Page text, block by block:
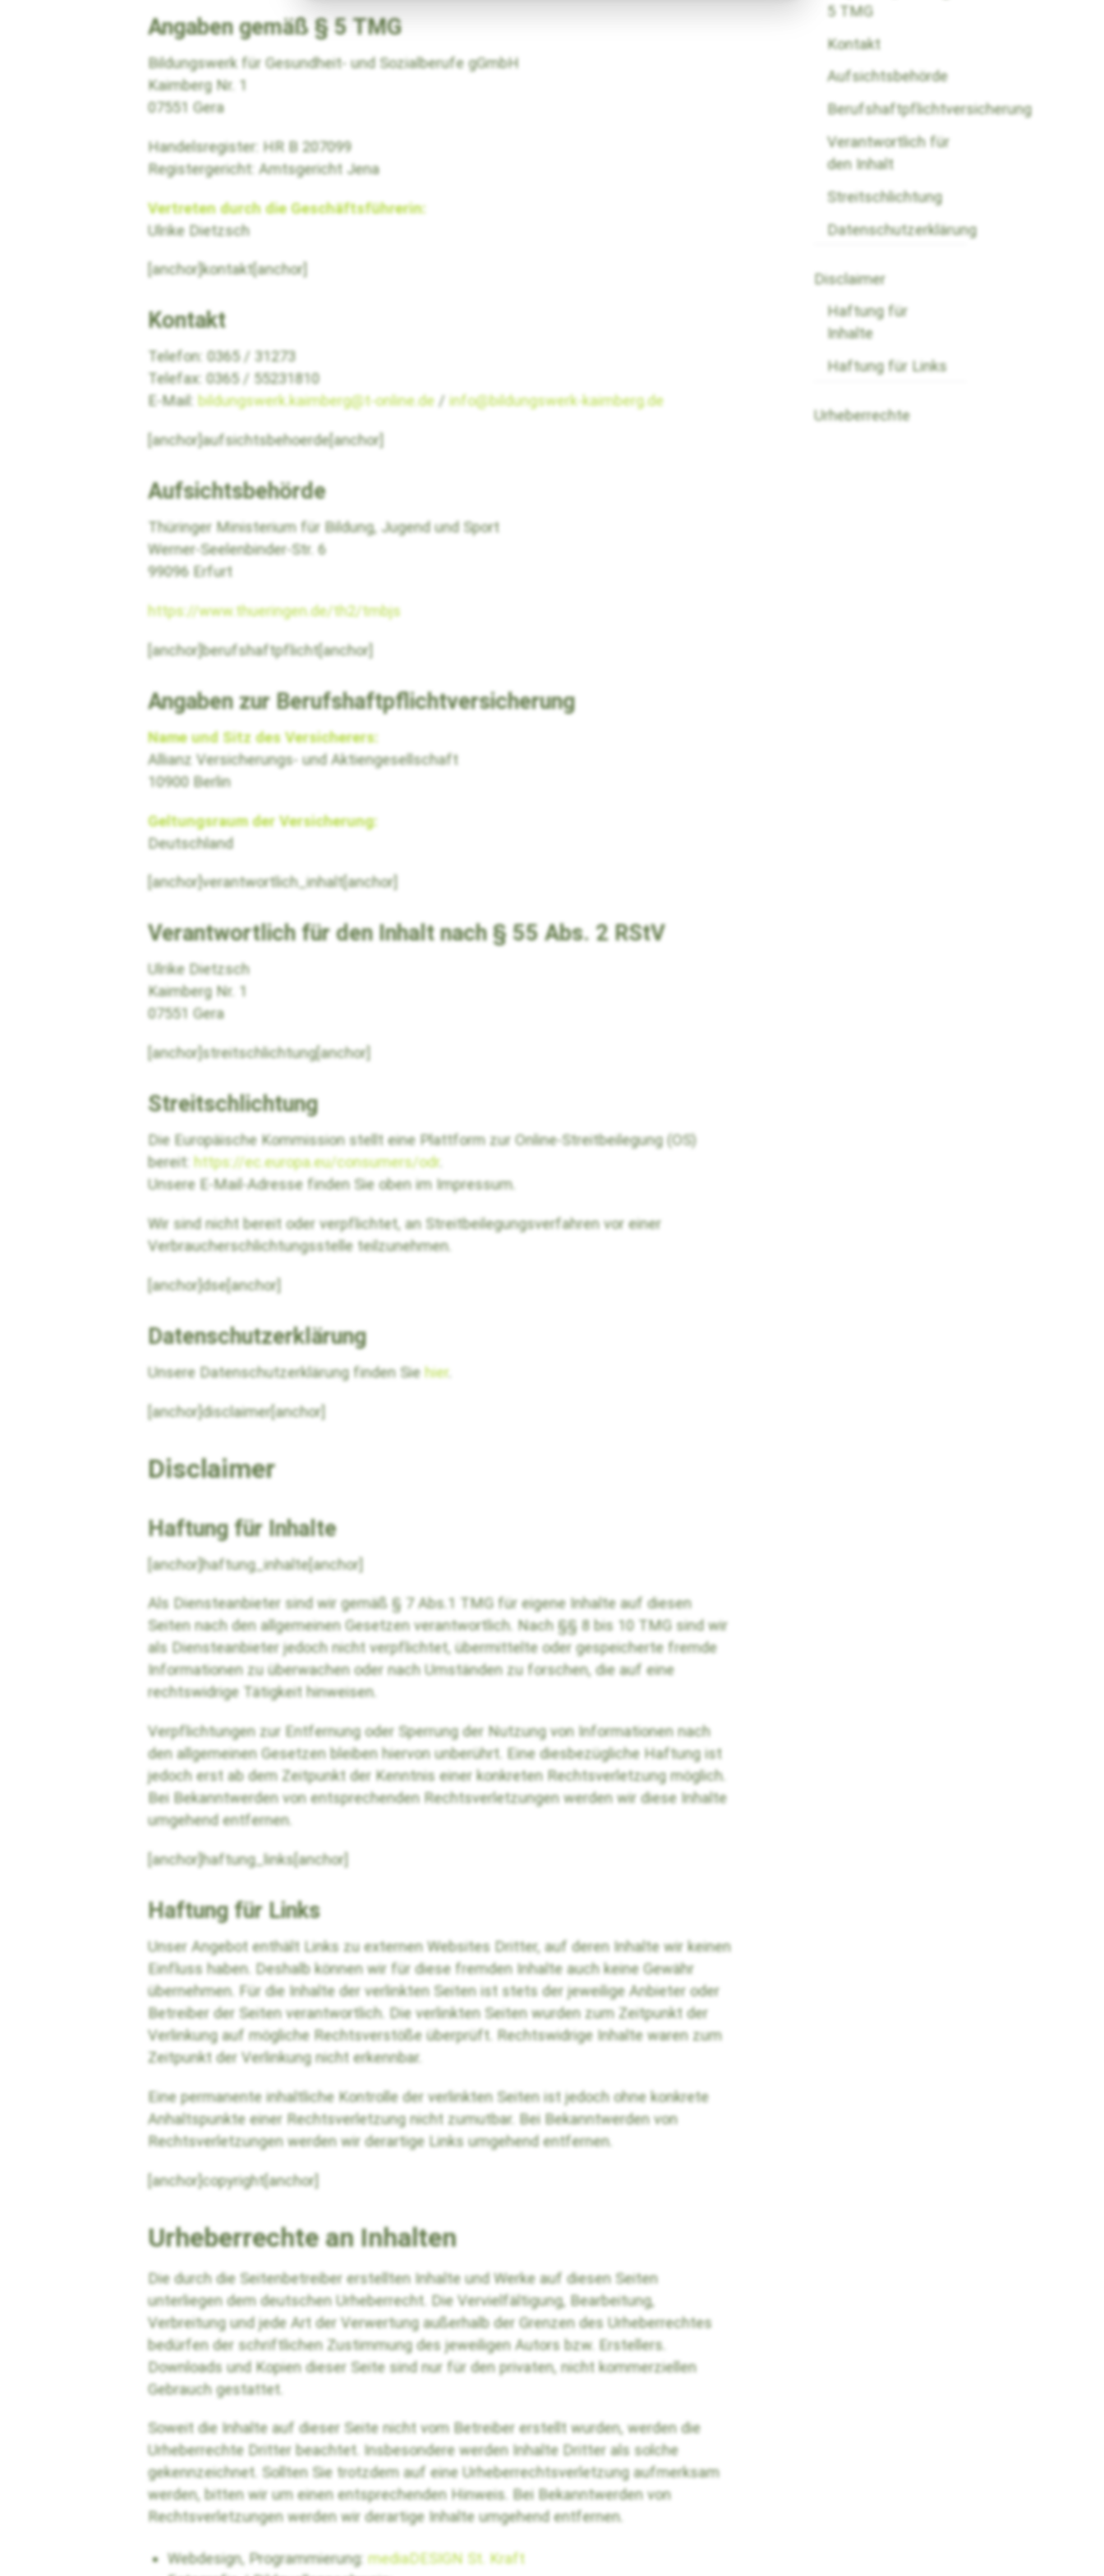
Angaben gemäß § 5 TMG
Bildungswerk für Gesundheit- und Sozialberufe gGmbH
Kaimberg Nr. 1
07551 Gera
Handelsregister: HR B 207099
Registergericht: Amtsgericht Jena
Vertreten durch die Geschäftsführerin:
Ulrike Dietzsch
[anchor]kontakt[anchor]
Kontakt
Telefon: 0365 / 31273
Telefax: 0365 / 55231810
E-Mail:bildungswerk.kaimberg@t-online.de /info@bildungswerk-kaimberg.de
[anchor]aufsichtsbehoerde[anchor]
Aufsichtsbehörde
Thüringer Ministerium für Bildung, Jugend und Sport
Werner-Seelenbinder-Str. 6
99096 Erfurt
https://www.thueringen.de/th2/tmbjs
[anchor]berufshaftpflicht[anchor]
Angaben zur Berufshaftpflichtversicherung
Name und Sitz des Versicherers:
Allianz Versicherungs- und Aktiengesellschaft
10900 Berlin
Geltungsraum der Versicherung:
Deutschland
[anchor]verantwortlich_inhalt[anchor]
Verantwortlich für den Inhalt nach § 55 Abs. 2 RStV
Ulrike Dietzsch
Kaimberg Nr. 1
07551 Gera
[anchor]streitschlichtung[anchor]
Streitschlichtung
Die Europäische Kommission stellt eine Plattform zur Online-Streitbeilegung (OS)
bereit:https://ec.europa.eu/consumers/odr.
Unsere E-Mail-Adresse finden Sie oben im Impressum.
Wir sind nicht bereit oder verpflichtet, an Streitbeilegungsverfahren vor einer
Verbraucherschlichtungsstelle teilzunehmen.
[anchor]dse[anchor]
Datenschutzerklärung
Unsere Datenschutzerklärung finden Siehier.
[anchor]disclaimer[anchor]
Disclaimer
Haftung für Inhalte
[anchor]haftung_inhalte[anchor]
Als Diensteanbieter sind wir gemäß § 7 Abs.1 TMG für eigene Inhalte auf diesen
Seiten nach den allgemeinen Gesetzen verantwortlich. Nach §§ 8 bis 10 TMG sind wir
als Diensteanbieter jedoch nicht verpflichtet, übermittelte oder gespeicherte fremde
Informationen zu überwachen oder nach Umständen zu forschen, die auf eine
rechtswidrige Tätigkeit hinweisen.
Verpflichtungen zur Entfernung oder Sperrung der Nutzung von Informationen nach
den allgemeinen Gesetzen bleiben hiervon unberührt. Eine diesbezügliche Haftung ist
jedoch erst ab dem Zeitpunkt der Kenntnis einer konkreten Rechtsverletzung möglich.
Bei Bekanntwerden von entsprechenden Rechtsverletzungen werden wir diese Inhalte
umgehend entfernen.
[anchor]haftung_links[anchor]
Haftung für Links
Unser Angebot enthält Links zu externen Websites Dritter, auf deren Inhalte wir keinen
Einfluss haben. Deshalb können wir für diese fremden Inhalte auch keine Gewähr
übernehmen. Für die Inhalte der verlinkten Seiten ist stets der jeweilige Anbieter oder
Betreiber der Seiten verantwortlich. Die verlinkten Seiten wurden zum Zeitpunkt der
Verlinkung auf mögliche Rechtsverstöße überprüft. Rechtswidrige Inhalte waren zum
Zeitpunkt der Verlinkung nicht erkennbar.
Eine permanente inhaltliche Kontrolle der verlinkten Seiten ist jedoch ohne konkrete
Anhaltspunkte einer Rechtsverletzung nicht zumutbar. Bei Bekanntwerden von
Rechtsverletzungen werden wir derartige Links umgehend entfernen.
[anchor]copyright[anchor]
Urheberrechte an Inhalten
Die durch die Seitenbetreiber erstellten Inhalte und Werke auf diesen Seiten
unterliegen dem deutschen Urheberrecht. Die Vervielfältigung, Bearbeitung,
Verbreitung und jede Art der Verwertung außerhalb der Grenzen des Urheberrechtes
bedürfen der schriftlichen Zustimmung des jeweiligen Autors bzw. Erstellers.
Downloads und Kopien dieser Seite sind nur für den privaten, nicht kommerziellen
Gebrauch gestattet.
Soweit die Inhalte auf dieser Seite nicht vom Betreiber erstellt wurden, werden die
Urheberrechte Dritter beachtet. Insbesondere werden Inhalte Dritter als solche
gekennzeichnet. Sollten Sie trotzdem auf eine Urheberrechtsverletzung aufmerksam
werden, bitten wir um einen entsprechenden Hinweis. Bei Bekanntwerden von
Rechtsverletzungen werden wir derartige Inhalte umgehend entfernen.
Webdesign, Programmierung:mediaDESIGN St. Kraft
5 TMG
Kontakt
Aufsichtsbehörde
Berufshaftpflichtversicherung
Verantwortlich für
den Inhalt
Streitschlichtung
Datenschutzerklärung
Disclaimer
Haftung für
Inhalte
Haftung für Links
Urheberrechte